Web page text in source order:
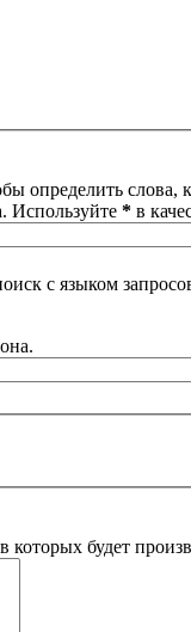
определить слова,
Используйте * в
с языком
будет